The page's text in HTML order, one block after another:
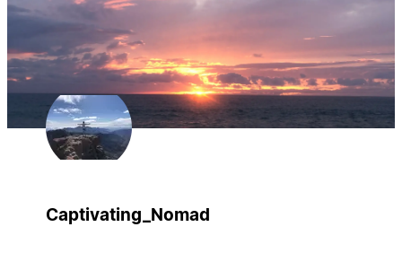
Captivating_Nomad